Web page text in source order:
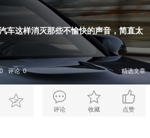
车这样消灭那些不愉快的声音，简直太
评论 0 精选文章
评论 收藏 点赞